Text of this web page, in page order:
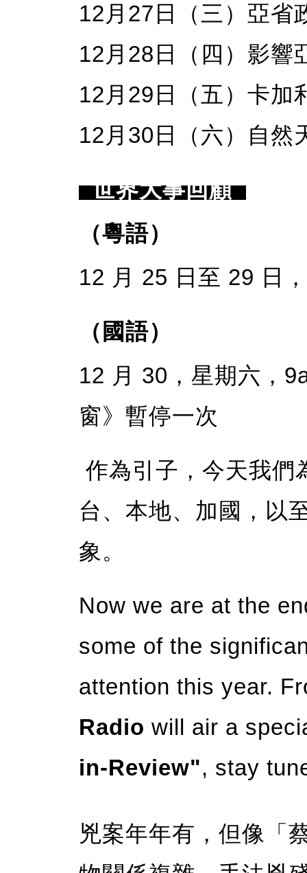
12月27日（三）亞
12月28日（四）影響
12月29日（五）卡加
12月30日（六）自然
世界大事回顧
（粵語）
12 月 25 日至 29 日
（國語）
12 月 30，星期六，
窗》暫停一次
作為引子，今天我們
台、本地、加國，以
象。
Now we are at the
some of the
attention this year.
Radio will air a
in-Review", stay
兇案年年有，但像「